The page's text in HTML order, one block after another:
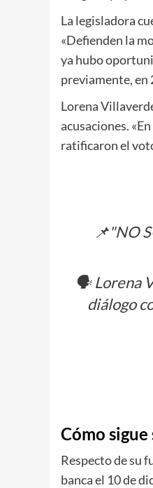
La legisladora
«Defienden la
ya hubo
previamente, en
Lorena
acusaciones.
ratificaron el
📌"NO
🗣️ Lorena
diálogo
Cómo
Respecto de su
banca el 10 de